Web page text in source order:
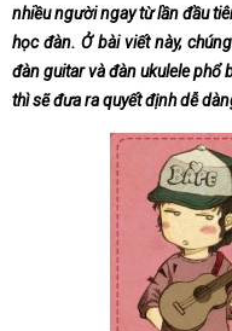
nhiều người ngay từ lần đầu
học đàn. Ở bài viết này,
đàn guitar và đàn ukulele phổ
thì sẽ đưa ra quyết định dễ